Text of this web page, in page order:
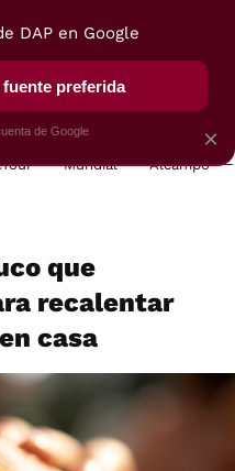
VEGUI
Mundial Alcampo
que
recalentar
casa
×
DAP en Google
preferida
de Google